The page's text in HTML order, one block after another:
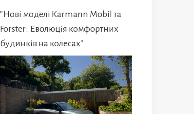
"Нові моделі Karmann Mobil та
Forster: Еволюція комфортних
будинків на колесах"